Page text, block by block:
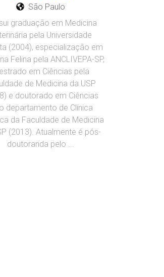
São Paulo
graduação em Medicina
pela Universidade
(2004), especialização em
Felina pela ANCLIVEPA-SP,
em Ciências pela
de Medicina da USP
e doutorado em Ciências
departamento de Clínica
da Faculdade de Medicina
(2013). Atualmente é pós-
doutoranda pelo ...